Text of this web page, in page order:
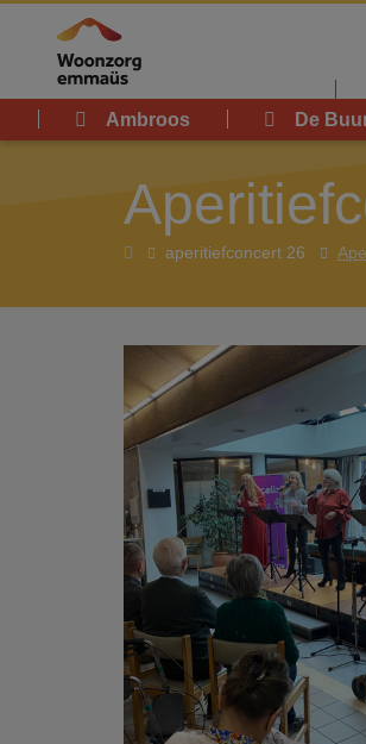
Ambroos De
Homeaperitiefconcert 26